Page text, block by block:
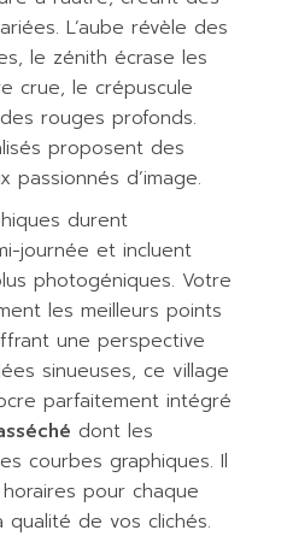
L’aube révèle des
le zénith écrase les
crue, le crépuscule
rouges profonds.
proposent des
d’image.
durent
journée et incluent
photogéniques. Votre
les meilleurs points
une perspective
sinueuses, ce village
parfaitement intégré
dont les
courbes graphiques. Il
pour chaque
qualité de vos clichés.